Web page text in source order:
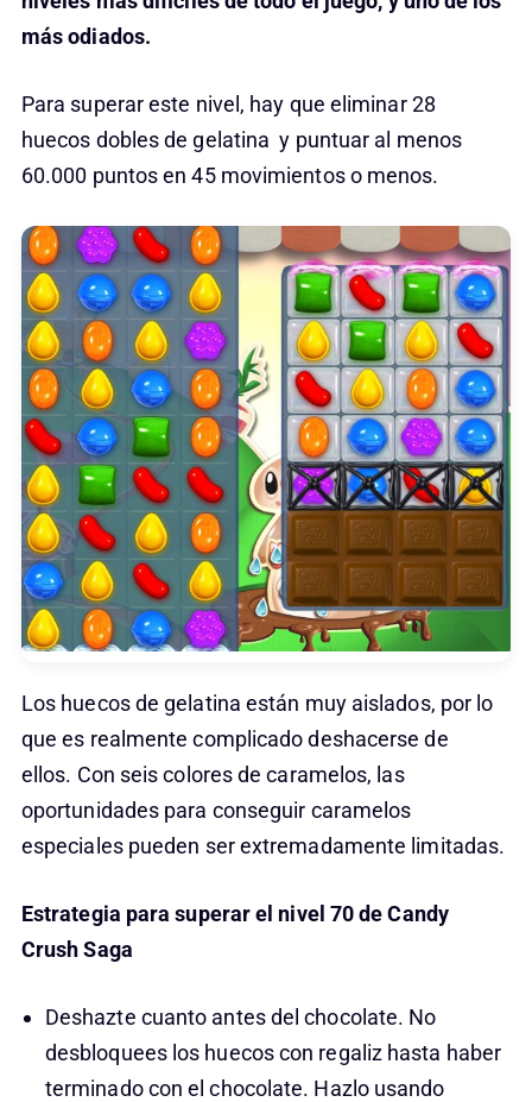
más odiados.
Para superar este nivel, hay que eliminar 28
huecos dobles de gelatina y puntuar al menos
60.000 puntos en 45 movimientos o menos.
Los huecos de gelatina están muy aislados, por lo
que es realmente complicado deshacerse de
ellos. Con seis colores de caramelos, las
oportunidades para conseguir caramelos
especiales pueden ser extremadamente limitadas.
Estrategia para superar el nivel 70 de Candy
Crush Saga
Deshazte cuanto antes del chocolate. No
desbloquees los huecos con regaliz hasta haber
terminado con el chocolate. Hazlo usando